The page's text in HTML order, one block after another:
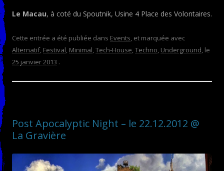
Le Macau, à coté du Spoutnik, Usine 4 Place des Volontaires.
Cette entrée a été publiée dans Events, et marquée avec
Alternatif, Festival, Minimal,Tech-House,Techno, Underground, le
25 janvier 2013 .
Post Apocalyptic Night – le 22.12.2012 @
La Gravière